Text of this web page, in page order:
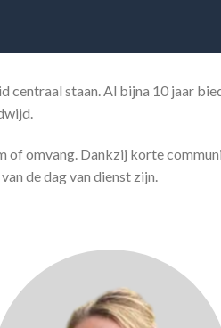
staan. Al bijna 10 jaar
of omvang. Dankzij korte
de dag van dienst zijn.